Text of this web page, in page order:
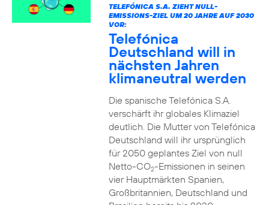
TELEFÓNICA S.A. ZIEHT NULL-
EMISSIONS-ZIEL UM 20 JAHRE AUF 2030
VOR:
Telefónica
Deutschland will in
nächsten Jahren
klimaneutral werden
Die spanische Telefónica S.A.
verschärft ihr globales Klimaziel
deutlich. Die Mutter von Telefónica
Deutschland will ihr ursprünglich
für 2050 geplantes Ziel von null
Netto-CO2-Emissionen in seinen
vier Hauptmärkten Spanien,
Großbritannien, Deutschland und